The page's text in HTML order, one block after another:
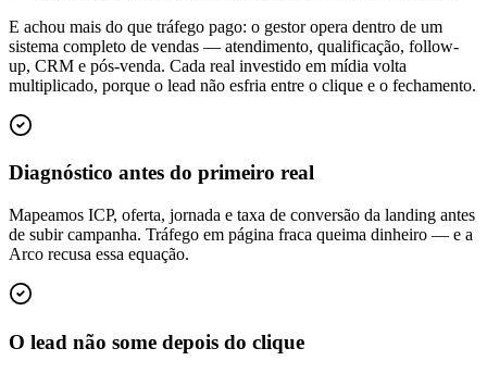
E achou mais do que tráfego pago: o gestor opera dentro de um
sistema completo de vendas — atendimento, qualificação, follow-
up, CRM e pós-venda. Cada real investido em mídia volta
multiplicado, porque o lead não esfria entre o clique e o fechamento.
Diagnóstico antes do primeiro real
Mapeamos ICP, oferta, jornada e taxa de conversão da landing antes
de subir campanha. Tráfego em página fraca queima dinheiro — e a
Arco recusa essa equação.
O lead não some depois do clique